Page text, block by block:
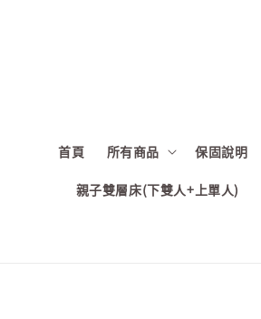
首頁 所有商品 保固說明
親子雙層床(下雙人+上單人)